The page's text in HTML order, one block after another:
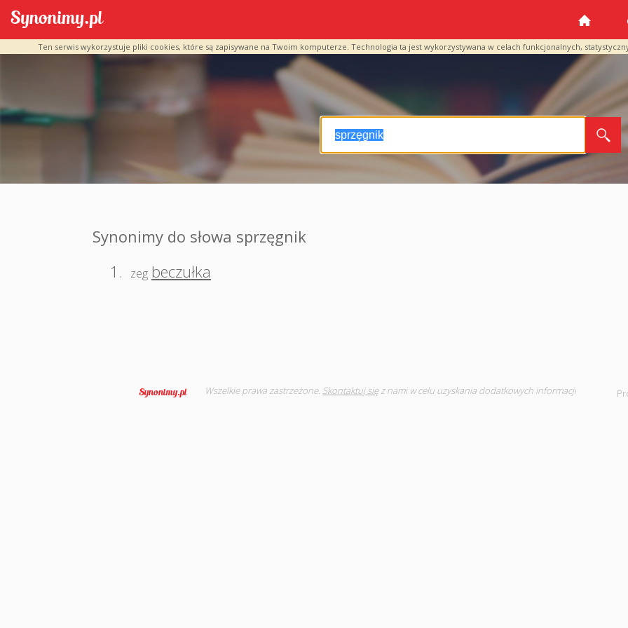
Ten serwis wykorzystuje pliki cookies, które są zapisywane na Twoim komputerze. Technologia ta jest wykorzystywana w celach funkcjonalnych,
Synonimy do słowa sprzęgnik
1.
zeg beczułka
Wszelkie prawa zastrzeżone. Skontaktuj sięz nami w celu uzyskania dodatkowych informacji